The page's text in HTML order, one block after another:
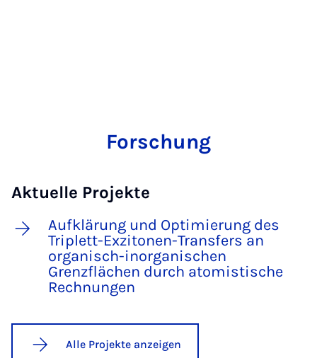
Forschung
Aktuelle Projekte
Aufklärung und Optimierung des
Triplett-Exzitonen-Transfers an
organisch-inorganischen
Grenzflächen durch atomistische
Rechnungen
Alle Projekte anzeigen